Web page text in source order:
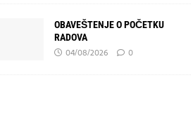
OBAVEŠTENJE O POČETKU
RADOVA
04/08/2026 0